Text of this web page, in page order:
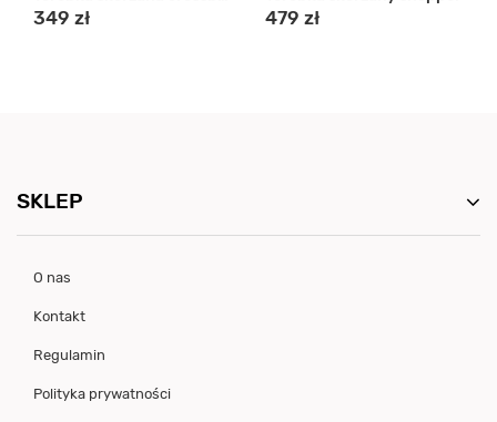
349 zł 479 zł
SKLEP
O nas
Kontakt
Regulamin
Polityka prywatności